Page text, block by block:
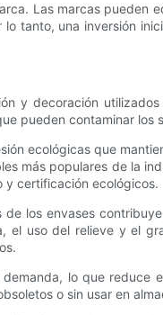
Las marcas pueden
tanto, una inversión
y decoración
pueden contaminar
ecológicas que
más populares de la
y certificación ecológicos.
los envases
uso del relieve y el
lo que
o sin usar en